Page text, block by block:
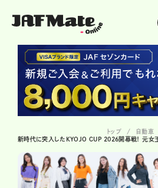
トップ 自動車